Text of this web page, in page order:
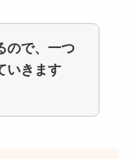
ので、一つ
いきます